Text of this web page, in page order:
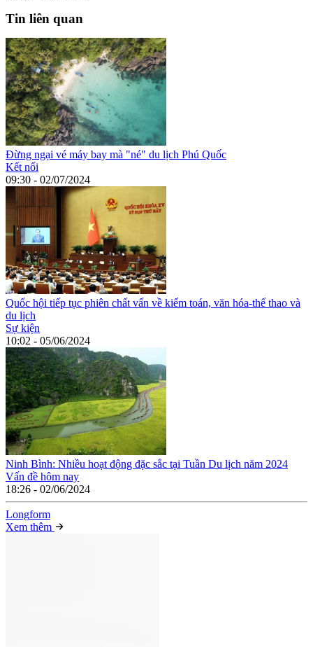
Tin liên quan
Đừng ngại vé máy bay mà "né" du lịch Phú Quốc
Kết nối
09:30 - 02/07/2024
Quốc hội tiếp tục phiên chất vấn về kiểm toán, văn hóa-thể thao và
du lịch
Sự kiện
10:02 - 05/06/2024
Ninh Bình: Nhiều hoạt động đặc sắc tại Tuần Du lịch năm 2024
Vấn đề hôm nay
18:26 - 02/06/2024
Longform
Xem thêm